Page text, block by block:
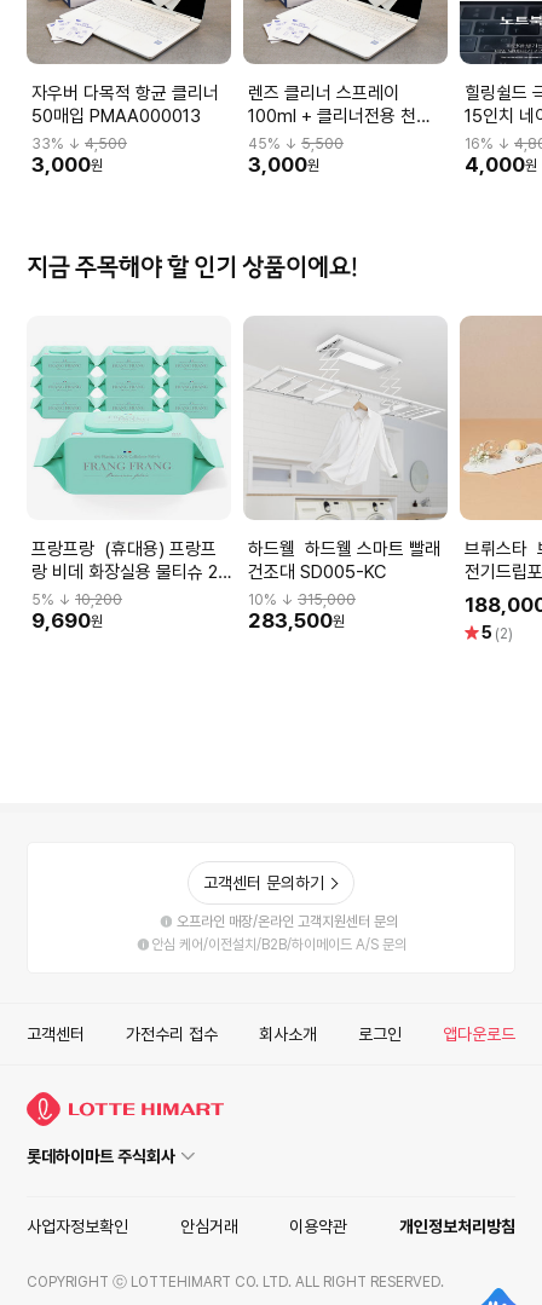
자우버 다목적 항균 클리너
50매입 PMAA000013
33% ↓ 4,500
3,000원
렌즈 클리너 스프레이
100ml + 클리너전용 천
PMQS040037
45% ↓5,500
3,000원
힐링쉴드
15인치
16% ↓
4,000원
지금 주목해야 할 인기 상품이에요!
프랑프랑 (휴대용) 프랑프
랑 비데 화장실용 물티슈 20
매x12팩
5% ↓ 10,200
9,690원
하드웰 하드웰 스마트 빨래
건조대 SD005-KC
10% ↓315,000
283,500원
브뤼스타 브뤼스타 아티산
전기드립
- 모던화
별5 (2)
고객센터 문의하기
오프라인 매장/온라인 고객지원센터 문의
안심 케어/이전설치/B2B/하이메이드 A/S 문의
고객센터 가전수리 접수 회사소개 로그인 앱다운로드
롯데하이마트 주식회사
사업자정보확인 안심거래 이용약관 개인정보처리방침
COPYRIGHT ⓒ LOTTEHIMART CO. LTD. ALL RIGHT RESERVED.